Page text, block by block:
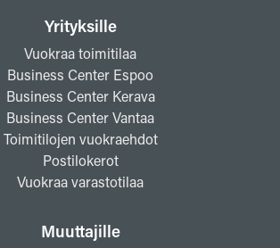
Yrityksille
Vuokraa toimitilaa
Business Center Espoo
Business Center Kerava
Business Center Vantaa
Toimitilojen vuokraehdot
Postilokerot
Vuokraa varastotilaa
Muuttajille